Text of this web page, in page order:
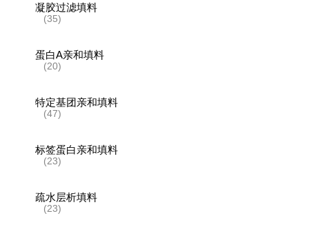
凝胶过滤填料
(35)
蛋白A亲和填料
(20)
特定基团亲和填料
(47)
标签蛋白亲和填料
(23)
疏水层析填料
(23)